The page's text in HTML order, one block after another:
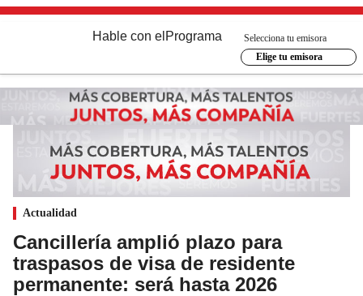
Hable con el Programa
Selecciona tu emisora
Elige tu emisora
Actualidad
Cancillería amplió plazo para
traspasos de visa de residente
permanente: será hasta 2026